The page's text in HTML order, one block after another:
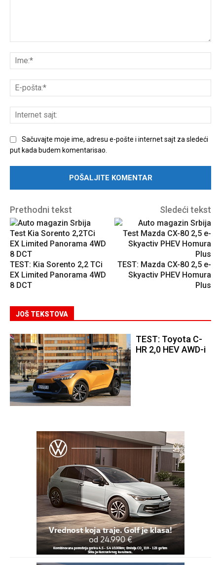
komentar:
Sačuvajte moje ime, adresu e-pošte i internet sajt za sledeći
put kada budem komentarisao.
Prethodni tekst
TEST: Kia Sorento 2,2 TCi
EX Limited Panorama 4WD
8 DCT
Sledeći tekst
TEST: Mazda CX-80 2,5 e-
Skyactiv PHEV Homura
Plus
JOŠ TEKSTOVA
TEST: Toyota C-
HR 2,0 HEV AWD-i